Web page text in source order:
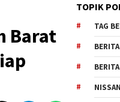
Barat
TOPIK
TAG
NISSAN